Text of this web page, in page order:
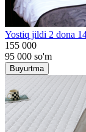
Yostiq jildi 2 dona
155 000
95 000 so'm
Buyurtma